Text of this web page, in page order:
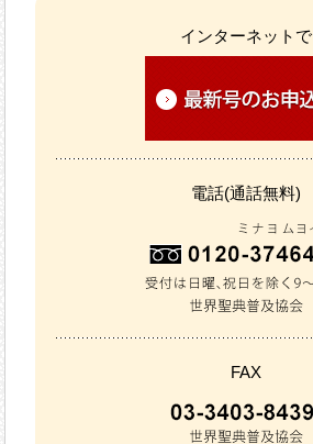
インターネットで
電話(通話無料)
FAX